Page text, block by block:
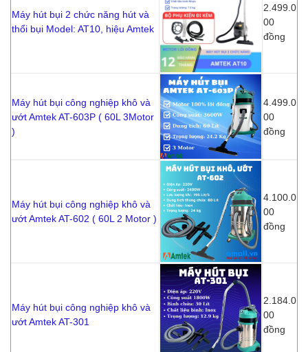
Máy hút bụi 2 chức năng hút và
thổi bụi Model: AT10, hiệu Amtek
2.499.0
00
đồng
Máy hút bụi công nghiệp khô và
ướt Amtek AT-603P ( 60L 3Motor
)
4.499.0
00
đồng
Máy hút bụi công nghiệp khô và
ướt Amtek AT-602 ( 60L 2 Motor )
4.100.0
00
đồng
Máy hút bụi công nghiệp khô và
ướt Amtek AT-301
2.184.0
00
đồng